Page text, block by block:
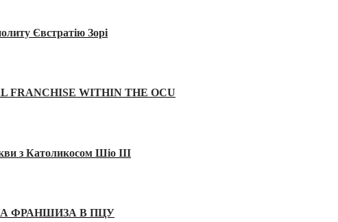
Євстратію Зорі
FRANCHISE WITHIN THE OCU
з Католикосом Шіо III
ФРАНШИЗА В ПЦУ